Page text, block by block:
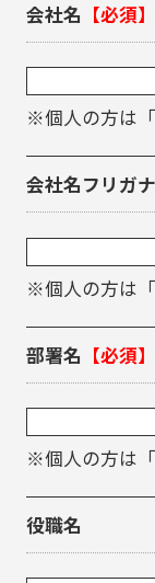
会社名 【必須】
※個人の方は
会社名フリガナ
※個人の方は
部署名 【必須】
※個人の方は
役職名